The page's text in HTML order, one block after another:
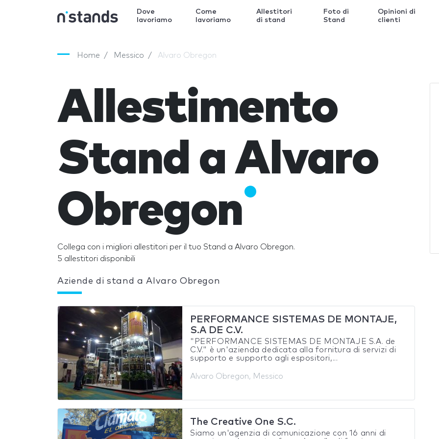
Dove
lavoriamo
Come
lavoriamo
Allestitori
di stand
Foto di
Stand
Opinioni di
clienti
Home Messico Alvaro Obregon
Allestimento
Stand a Alvaro
Obregon
Collega con i migliori allestitori per il tuo Stand a Alvaro Obregon.
5 allestitori disponibili
Aziende di stand a Alvaro Obregon
PERFORMANCE SISTEMAS DE MONTAJE,
S.A DE C.V.
"PERFORMANCE SISTEMAS DE MONTAJE S.A. de
C.V." è un'azienda dedicata alla fornitura di servizi di
supporto e supporto agli espositori,...
Alvaro Obregon, Messico
The Creative One S.C.
Siamo un'agenzia di comunicazione con 16 anni di